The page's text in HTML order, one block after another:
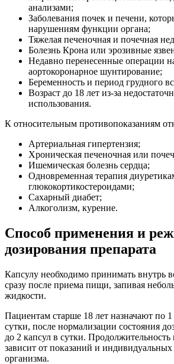
анализами;
Заболевания почек и печени,
нарушениям функции органа;
Тяжелая печеночная и почечная
Болезнь Крона или эрозивные
Недавно перенесенные операции
аортокоронарное шунтирование;
Беременность и период грудного
Возраст до 18 лет из-за
использования.
К относительным противопоказаниям
Артериальная гипертензия;
Хроническая печеночная или
Ишемическая болезнь сердца;
Одновременная терапия
глюкокортикостероидами;
Сахарный диабет;
Алкоголизм, курение.
Способ применения и
дозирования препарата
Капсулу необходимо принимать внутрь
сразу после приема пищи, запивая
жидкости.
Пациентам старше 18 лет назначают по 1
сутки, после нормализации состояния
до 2 капсул в сутки. Продолжительность
зависит от показаний и индивидуальных
организма.